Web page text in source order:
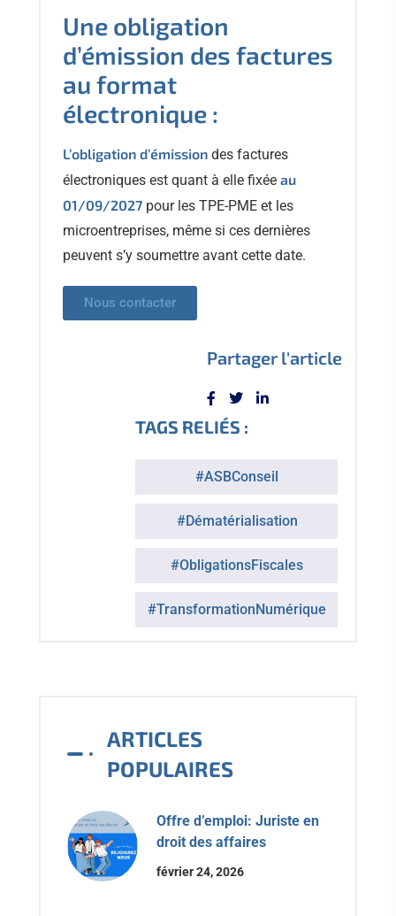
Une obligation
d’émission des factures
au format
électronique :
L’obligation d’émission des factures
électroniques est quant à elle fixée au
01/09/2027 pour les TPE-PME et les
microentreprises, même si ces dernières
peuvent s’y soumettre avant cette date.
Nous contacter
Partager l'article
TAGS RELIÉS :
#ASBConseil
#Dématérialisation
#ObligationsFiscales
#TransformationNumérique
ARTICLES
POPULAIRES
Offre d’emploi: Juriste en
droit des affaires
février 24, 2026